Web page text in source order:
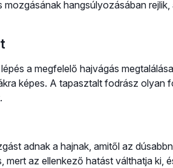
hangsúlyozásában rejlik,
a megfelelő hajvágás
képes. A tapasztalt fodrász olyan
adnak a hajnak, amitől az
az ellenkező hatást válthatja ki,